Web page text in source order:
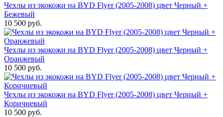
Чехлы из экокожи на BYD Flyer (2005-2008) цвет Черный +
Бежевый
10 500 руб.
Чехлы из экокожи на BYD Flyer (2005-2008) цвет Черный +
Оранжевый
10 500 руб.
Чехлы из экокожи на BYD Flyer (2005-2008) цвет Черный +
Коричневый
10 500 руб.